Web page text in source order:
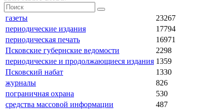
газеты
23267
периодические издания
17794
периодическая печать
16971
Псковские губернские ведомости
2298
периодические и продолжающиеся издания 1359
Псковский набат
1330
журналы
826
пограничная охрана
530
средства массовой информации
487